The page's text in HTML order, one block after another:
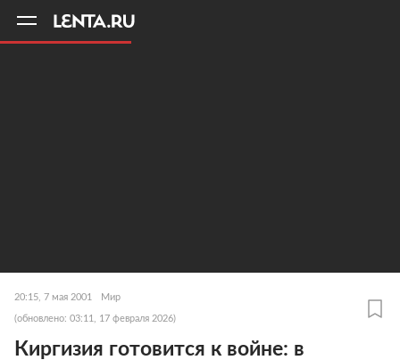
20:15, 7 мая 2001 Мир
(обновлено: 03:11, 17 февраля 2026)
Киргизия готовится к войне: в